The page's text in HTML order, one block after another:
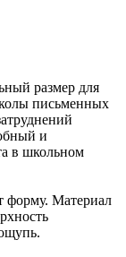
размер для
письменных
и
в школьном
форму. Материал